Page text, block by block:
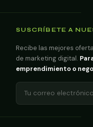
SUSCRÍBETE A
Recibe las mejores
de marketing digital.
emprendimiento o